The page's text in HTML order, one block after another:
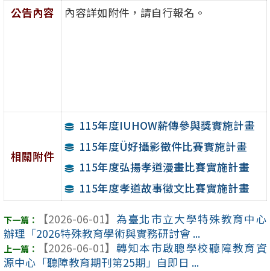
公告內容
內容詳如附件，請自行報名。
相關附件
115年度IUHOW薪傳參與獎實施計畫
115年度Ü好攝影徵件比賽實施計畫
115年度弘揚孝道漫畫比賽實施計畫
115年度孝道故事徵文比賽實施計畫
【2026-06-01】 為臺北市立大學特殊教育中心
辦理「2026特殊教育學術與實務研討會 ...
【2026-06-01】 轉知本市啟聰學校聽障教育資
源中心「聽障教育期刊第25期」自即日 ...